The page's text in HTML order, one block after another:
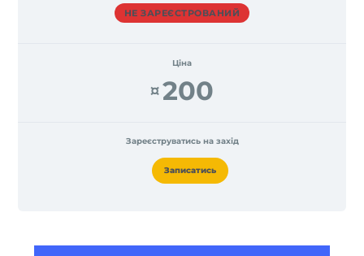
НЕ ЗАРЕЄСТРОВАНИЙ
Ціна
¤ 200
Зареєструватись на захід
Записатись